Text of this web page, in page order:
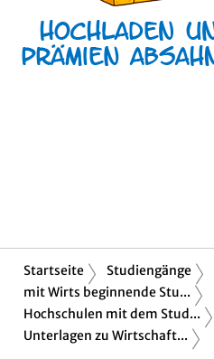
Startseite Studiengänge
mit Wirts beginnende Stu...
Hochschulen mit dem Stud...
Unterlagen zu Wirtschaft...